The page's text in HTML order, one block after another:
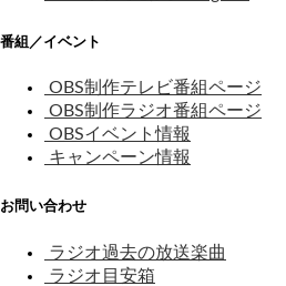
番組／イベント
OBS制作テレビ番組ページ
OBS制作ラジオ番組ページ
OBSイベント情報
キャンペーン情報
お問い合わせ
ラジオ過去の放送楽曲
ラジオ目安箱